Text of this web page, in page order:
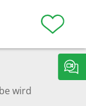
wird